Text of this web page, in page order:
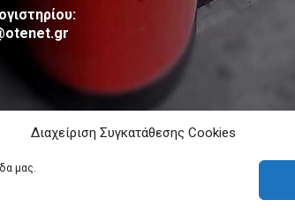
Διαχείριση Συγκατάθεσης Cookies
μας.
Θράκη - Πυρασφάλεια -